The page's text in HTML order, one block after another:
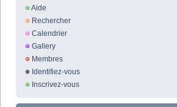
Aide
Rechercher
Calendrier
Gallery
Membres
Identifiez-vous
Inscrivez-vous